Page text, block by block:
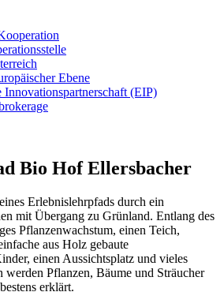
Ebene
Innovationspartnerschaft (EIP)
Bio Hof Ellersbacher
Erlebnislehrpfads durch ein
mit Übergang zu Grünland. Entlang des
Pflanzenwachstum, einen Teich,
aus Holz gebaute
einen Aussichtsplatz und vieles
werden Pflanzen, Bäume und Sträucher
erklärt.